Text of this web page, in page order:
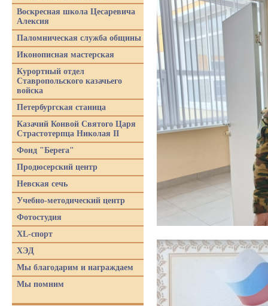
Воскресная школа Цесаревича
Алексия
Паломническая служба общины
Иконописная мастерская
Курортный отдел
Ставропольского казачьего
войска
Петербургская станица
Казачий Конвой Святого Царя
Страстотерпца Николая II
Фонд "Берега"
Продюсерский центр
Невская сечь
Учебно-методический центр
Фотостудия
XL-спорт
ХЭД
Мы благодарим и награждаем
Мы помним